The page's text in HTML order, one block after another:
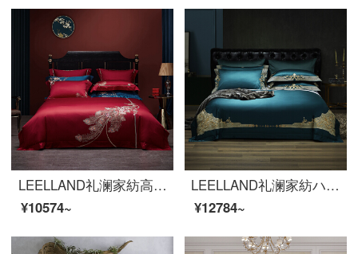
LEELLAND礼澜家紡高級中国式刺繍ロマンチック結婚祝い100本の綿布団用品四点セット純綿刺繍結婚床品セット鳳尾香罗-酒紅四点セット1.5-1.8メートルベッド/200*230 cm
¥10574~
LEELLAND礼澜家紡ハイエンド中国式刺繍100本の綿布団用品四点セット星ホテル別荘見本セットミルラッチ-墨緑四点セット1.8-2.0メートルベッド/220*240 cm
¥12784~